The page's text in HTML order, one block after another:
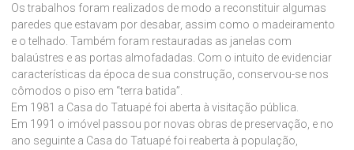
Os trabalhos foram realizados de modo a reconstituir algumas
paredes que estavam por desabar, assim como o madeiramento
e o telhado. Também foram restauradas as janelas com
balaústres e as portas almofadadas. Com o intuito de evidenciar
características da época de sua construção, conservou-se nos
cômodos o piso em “terra batida”.
Em 1981 a Casa do Tatuapé foi aberta à visitação pública.
Em 1991 o imóvel passou por novas obras de preservação, e no
ano seguinte a Casa do Tatuapé foi reaberta à população,